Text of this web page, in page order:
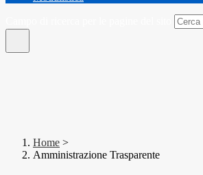
Home >
Amministrazione Trasparente